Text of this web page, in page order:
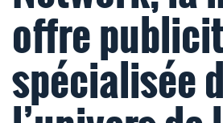
offre
spécialisée